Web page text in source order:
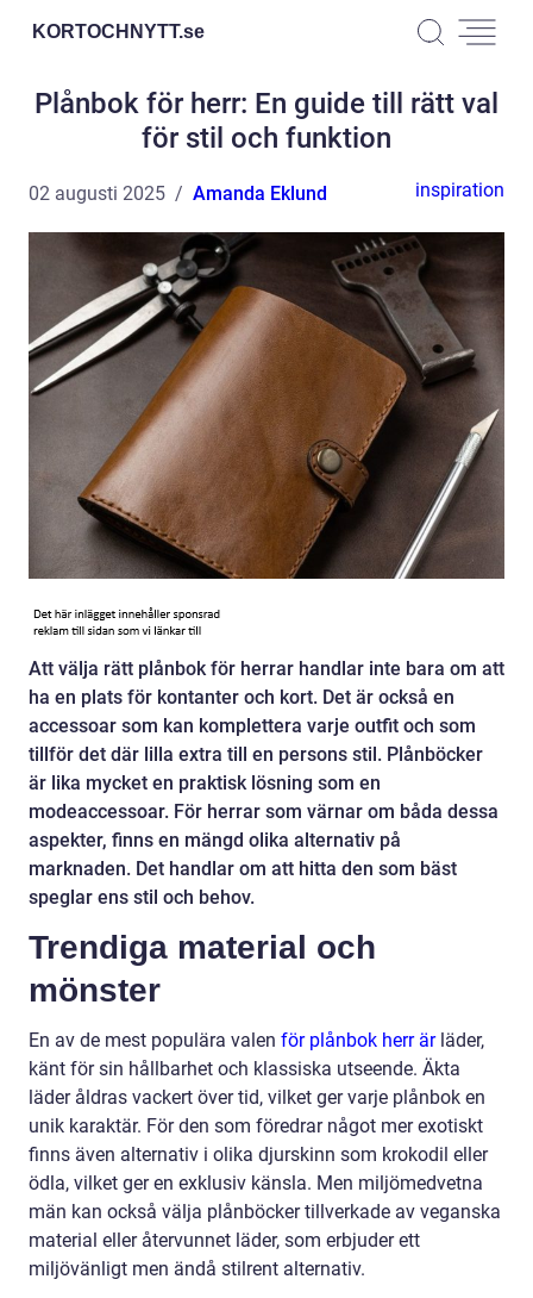
KORTOCHNYTT.se
Plånbok för herr: En guide till rätt val
för stil och funktion
02 augusti 2025 Amanda Eklund inspiration
Att välja rätt plånbok för herrar handlar inte bara om att
ha en plats för kontanter och kort. Det är också en
accessoar som kan komplettera varje outfit och som
tillför det där lilla extra till en persons stil. Plånböcker
är lika mycket en praktisk lösning som en
modeaccessoar. För herrar som värnar om båda dessa
aspekter, finns en mängd olika alternativ på
marknaden. Det handlar om att hitta den som bäst
speglar ens stil och behov.
Trendiga material och
mönster
En av de mest populära valen för plånbok herr ärläder,
känt för sin hållbarhet och klassiska utseende. Äkta
läder åldras vackert över tid, vilket ger varje plånbok en
unik karaktär. För den som föredrar något mer exotiskt
finns även alternativ i olika djurskinn som krokodil eller
ödla, vilket ger en exklusiv känsla. Men miljömedvetna
män kan också välja plånböcker tillverkade av veganska
material eller återvunnet läder, som erbjuder ett
miljövänligt men ändå stilrent alternativ.